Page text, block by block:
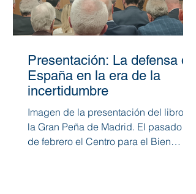
Presentación: La defensa de
España en la era de la
incertidumbre
Imagen de la presentación del libro en
la Gran Peña de Madrid. El pasado 26
de febrero el Centro para el Bien